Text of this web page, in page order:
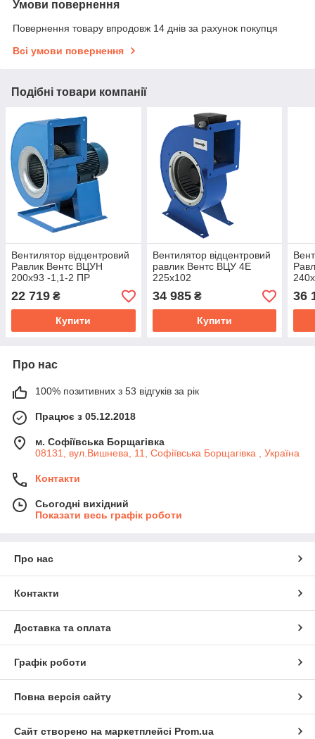
Умови повернення
Повернення товару впродовж 14 днів за рахунок покупця
Всі умови повернення
Подібні товари компанії
Вентилятор відцентровий
Равлик Вентс ВЦУН
200х93 -1,1-2 ПР
22 719 ₴
Купити
Вентилятор відцентровий
равлик Вентс ВЦУ 4Е
225х102
34 985₴
Купити
36
Про нас
100% позитивних з 53 відгуків за рік
Працює з 05.12.2018
м. Софіївська Борщагівка
08131, вул.Вишнева, 11, Софіївська Борщагівка , Україна
Контакти
Сьогодні вихідний
Показати весь графік роботи
Про нас
Контакти
Доставка та оплата
Графік роботи
Повна версія сайту
Сайт створено на маркетплейсі Prom.ua